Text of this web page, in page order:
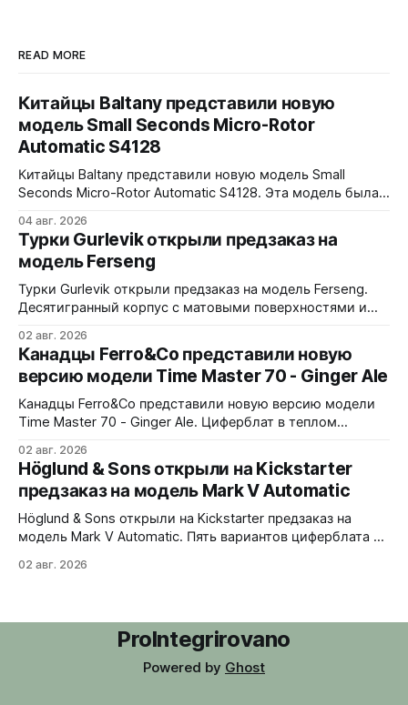
READ MORE
Китайцы Baltany представили новую
модель Small Seconds Micro-Rotor
Automatic S4128
Китайцы Baltany представили новую модель Small
Seconds Micro-Rotor Automatic S4128. Эта модель была
давлением спроса) - всё-таки выпущена в регулярной
коллекции Baltany. Четыре варианта - white, black, blue и
green. Микроротор, MOP циферблат с радиальным
рисунком, малая секундная стрелка синёного цвета.
38x10x44,2
04 авг. 2026
Турки Gurlevik открыли предзаказ на
модель Ferseng
Турки Gurlevik открыли предзаказ на модель Ferseng.
Десятигранный корпус с матовыми поверхностями и
узором из полированных ромбов. Шесть вариантов -
Blue, Gold, Ice, Coral, Purple и Green Turquoise 38x10x44
мм. Сапфировое стекло, 5 ATM. Miyota 9039 690
долларов. Отгрузка в декабре 2026 года
02 авг. 2026
Канадцы Ferro&Co представили новую
версию модели Time Master 70 - Ginger Ale
Канадцы Ferro&Co представили новую версию модели
Time Master 70 - Ginger Ale. Циферблат в теплом
вдохновленный стилистикой 1970-х годов. 39x11x47
мм. Корпус из 316L стали, матовая обработка с
полированным безелем. Сапфировое стекло с
антибликовым покрытием. Интегрированный браслет
из нержавеющей стали с микрорегулировкой on-
02 авг. 2026
Höglund & Sons открыли на Kickstarter
предзаказ на модель Mark V Automatic
Höglund & Sons открыли на Kickstarter предзаказ на
модель Mark V Automatic. Пять вариантов циферблата -
варианта крепления - кожаный ремешок и стальной
задней крышке. Водозащита 50 метров.
02 авг. 2026
ProIntegrirovano
Powered by Ghost